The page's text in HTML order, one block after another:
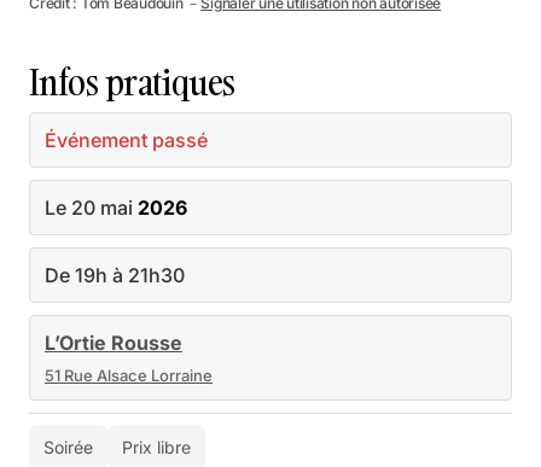
Infos pratiques
Événement passé
Le 20 mai 2026
De 19h à 21h30
L’Ortie Rousse
51 Rue Alsace Lorraine
Soirée Prix libre